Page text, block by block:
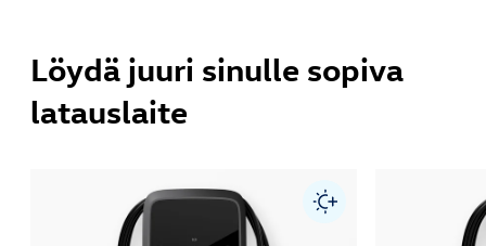
Löydä juuri sinulle sopiva
latauslaite